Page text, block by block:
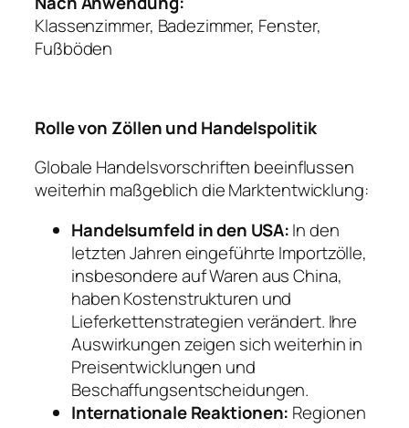
Klassenzimmer, Badezimmer, Fenster,
Fußböden
Rolle von Zöllen und Handelspolitik
Globale Handelsvorschriften beeinflussen
weiterhin maßgeblich die Marktentwicklung:
Handelsumfeld in den USA:In den
letzten Jahren eingeführte Importzölle,
insbesondere auf Waren aus China,
haben Kostenstrukturen und
Lieferkettenstrategien verändert. Ihre
Auswirkungen zeigen sich weiterhin in
Preisentwicklungen und
Beschaffungsentscheidungen.
Internationale Reaktionen: Regionen